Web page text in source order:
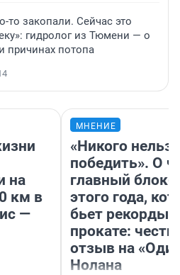
то закопали. Сейчас это
гидролог из Тюмени — о
причинах потопа
на
км в
—
МНЕНИЕ
«Никого нельзя
победить». О
главный
этого года,
бьет рекорды в
прокате:
отзыв на
Нолана